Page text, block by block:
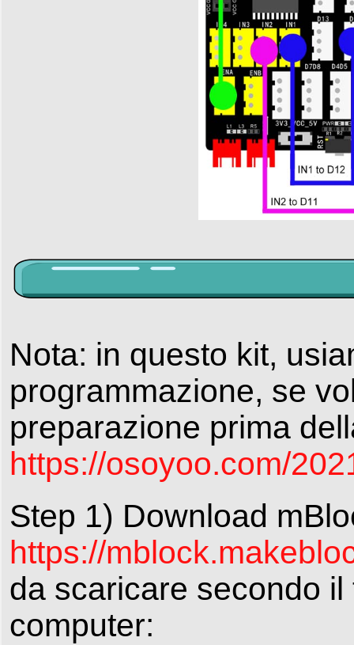
Nota: in questo kit,
programmazione, se
preparazione prima
https://osoyoo.com/
Step 1) Download
https://
da scaricare secondo
computer: